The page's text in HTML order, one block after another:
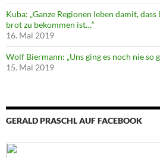
Kuba: „Ganze Regionen leben damit,
brot zu bekommen ist…“
16. Mai 2019
Wolf Biermann: „Uns ging es noch nie so
15. Mai 2019
GERALD PRASCHL AUF FACEBOOK